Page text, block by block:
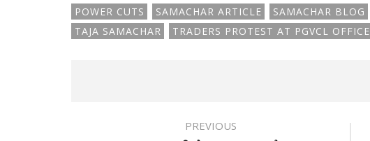
POWER CUTS
SAMACHAR ARTICLE SAMACHAR BLOG
TAJA SAMACHAR
TRADERS PROTEST AT PGVCL OFFICE
PREVIOUS